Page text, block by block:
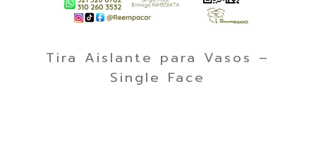
Tira Aislante para Vasos –
Single Face